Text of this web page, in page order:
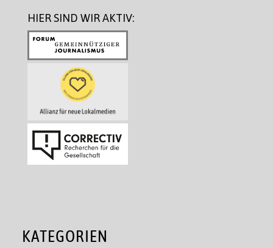
HIER SIND WIR AKTIV:
KATEGORIEN